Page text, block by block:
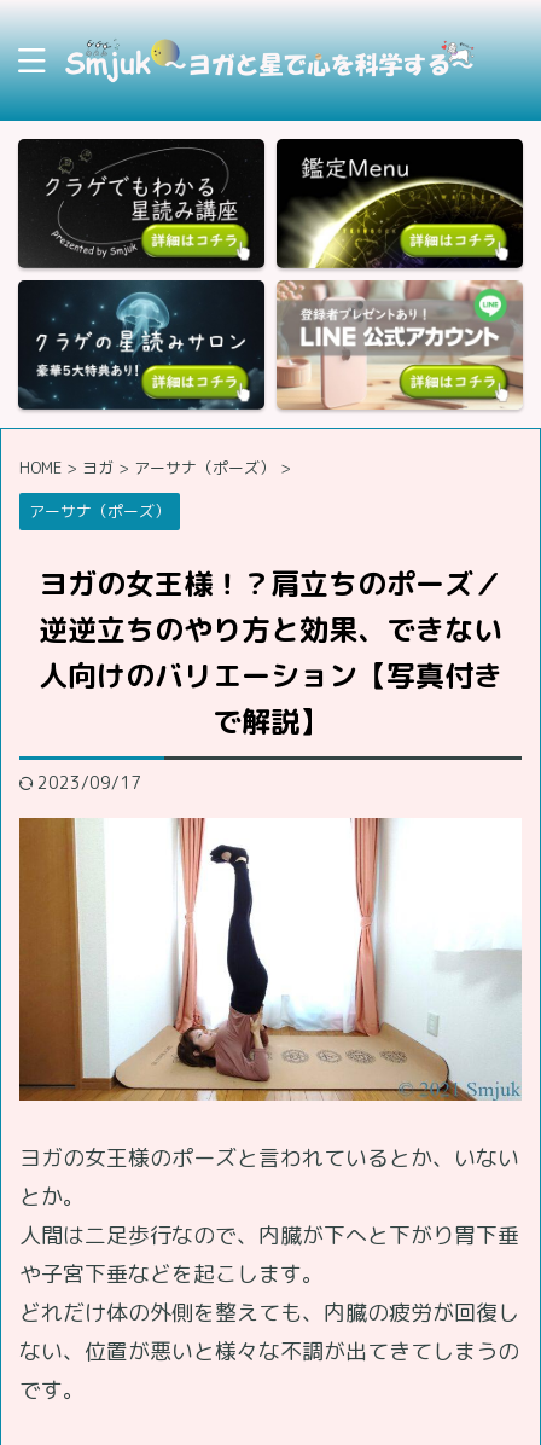
HOME > ヨガ > アーサナ（ポーズ）
>
アーサナ（ポーズ）
ヨガの女王様！？肩立ちのポーズ／
逆逆立ちのやり方と効果、できない
人向けのバリエーション【写真付き
で解説】
2023/09/17
ヨガの女王様のポーズと言われているとか、いない
とか。
人間は二足歩行なので、内臓が下へと下がり胃下垂
や子宮下垂などを起こします。
どれだけ体の外側を整えても、内臓の疲労が回復し
ない、位置が悪いと様々な不調が出てきてしまうの
です。